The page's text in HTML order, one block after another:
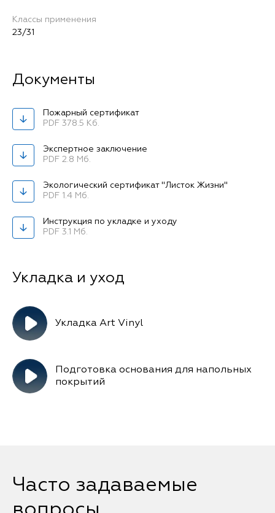
Классы применения
23/31
Пожарный сертификат
PDF 378.5 Кб.
Экспертное заключение
PDF 2.8 Мб.
Экологический сертификат "Листок Жизни"
PDF 1.4 Мб.
Инструкция по укладке и уходу
PDF 3.1 Мб.
Укладка Art Vinyl
Подготовка основания для напольных
покрытий
Часто задаваемые